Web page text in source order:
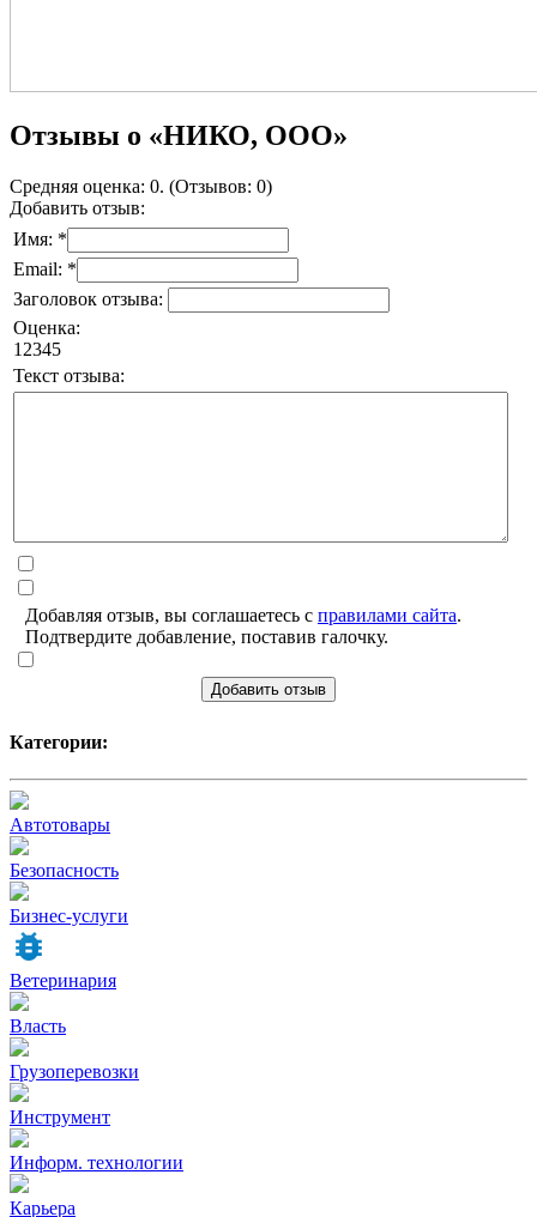
Отзывы о «НИКО, ООО»
Средняя оценка: 0. (Отзывов: 0)
Добавить отзыв:
Имя: *
Email: *
Заголовок отзыва:
Оценка:
1 2345
Текст отзыва:
Добавляя отзыв, вы соглашаетесь с правилами сайта.
Подтвердите добавление, поставив галочку.
Добавить отзыв
Категории:
Автотовары
Безопасность
Бизнес-услуги
Ветеринария
Власть
Грузоперевозки
Инструмент
Информ. технологии
Карьера